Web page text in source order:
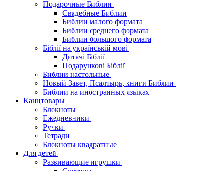
Подарочные Библии
Свадебные Библии
Библии малого формата
Библии среднего формата
Библии большого формата
Біблії на українській мові
Дитячі Біблії
Подарункові Біблії
Библии настольные
Новый Завет, Псалтырь, книги Библии
Библии на иностранных языках
Канцтовары
Блокноты
Ежедневники
Ручки
Тетради
Блокноты квадратные
Для детей
Развивающие игрушки